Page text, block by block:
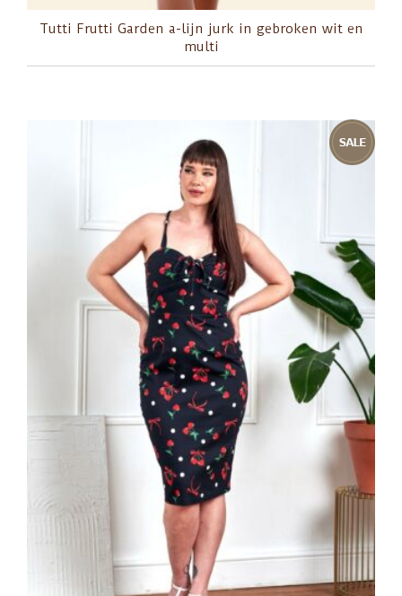
Tutti Frutti Garden a-lijn jurk in gebroken wit en
multi